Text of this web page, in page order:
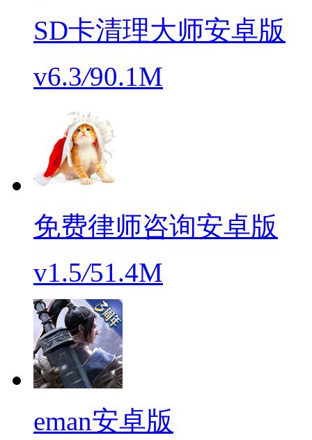
SD卡清理大师安卓版
v6.3/90.1M
免费律师咨询安卓版
v1.5/51.4M
eman安卓版